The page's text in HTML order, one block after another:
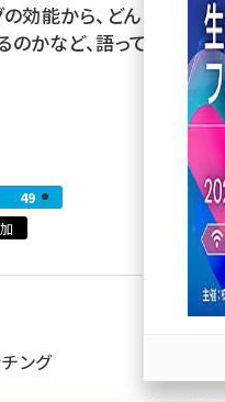
効能から、どんな人が
かなど、語っていただ
49
ング